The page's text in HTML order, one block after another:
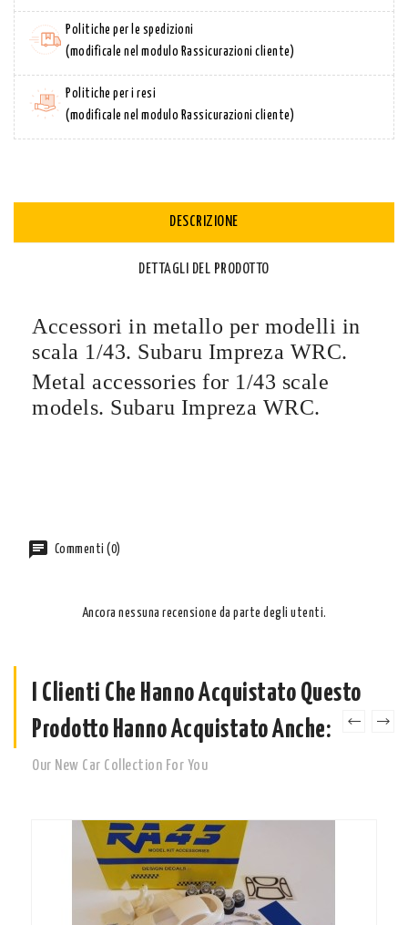
Politiche per le spedizioni
(modificale nel modulo Rassicurazioni cliente)
Politiche per i resi
(modificale nel modulo Rassicurazioni cliente)
DESCRIZIONE
DETTAGLI DEL PRODOTTO
Accessori in metallo per modelli in
scala 1/43. Subaru Impreza WRC.
Metal accessories for 1/43 scale
models. Subaru Impreza WRC.
Commenti (0)
Ancora nessuna recensione da parte degli utenti.
I Clienti Che Hanno Acquistato Questo
Prodotto Hanno Acquistato Anche:
Our New Car Collection For You